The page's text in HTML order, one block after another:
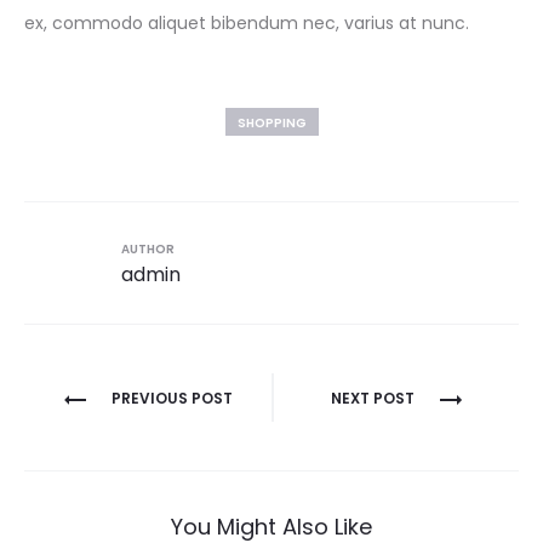
ex, commodo aliquet bibendum nec, varius at nunc.
SHOPPING
AUTHOR
admin
Navegación
PREVIOUS POST NEXT POST
You Might Also Like